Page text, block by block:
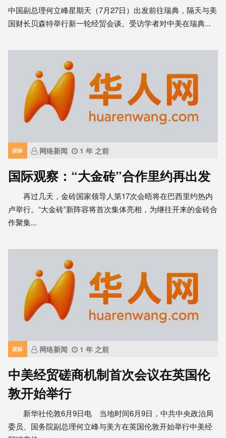
中国副总理何立峰星期天（7月27日）出发前往瑞典，隔天与美
国财长贝森特举行新一轮经贸会谈。受访学者对中美在瑞典...
国际 网络新闻 1 年 之前
国际观察：“大金砖”合作里约再出发
再过几天，金砖国家领导人第17次会晤将在巴西里约热内
卢举行。“大金砖”新阵容将首次集体亮相，为继往开来的金砖合
作聚集...
国际 网络新闻 1 年 之前
中美经贸磋商机制首次会议在英国伦
敦开始举行
新华社伦敦6月9日电 当地时间6月9日，中共中央政治局
委员、国务院副总理何立峰与美方在英国伦敦开始举行中美经